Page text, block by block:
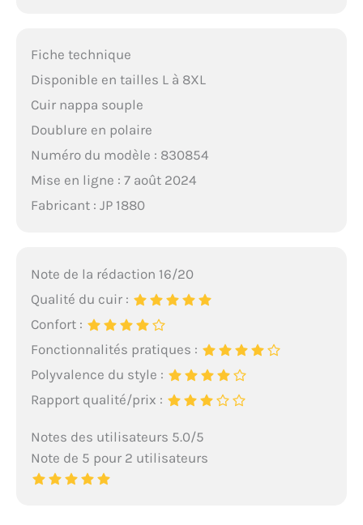
Fiche technique
Disponible en tailles L à 8XL
Cuir nappa souple
Doublure en polaire
Numéro du modèle : 830854
Mise en ligne : 7 août 2024
Fabricant : JP 1880
Note de la rédaction 16/20
Qualité du cuir :
Confort :
Fonctionnalités pratiques :
Polyvalence du style :
Rapport qualité/prix :
Notes des utilisateurs 5.0/5
Note de 5 pour 2 utilisateurs